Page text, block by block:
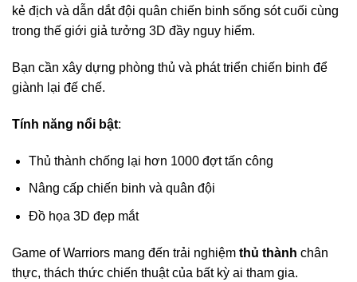
kẻ địch và dẫn dắt đội quân chiến binh sống sót cuối cùng
trong thế giới giả tưởng 3D đầy nguy hiểm.
Bạn cần xây dựng phòng thủ và phát triển chiến binh để
giành lại đế chế.
Tính năng nổi bật:
Thủ thành chống lại hơn 1000 đợt tấn công
Nâng cấp chiến binh và quân đội
Đồ họa 3D đẹp mắt
Game of Warriors mang đến trải nghiệm thủ thành chân
thực, thách thức chiến thuật của bất kỳ ai tham gia.